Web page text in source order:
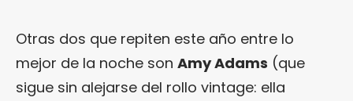
Otras dos que repiten este año entre lo
mejor de la noche son Amy Adams (que
sigue sin alejarse del rollo vintage: ella